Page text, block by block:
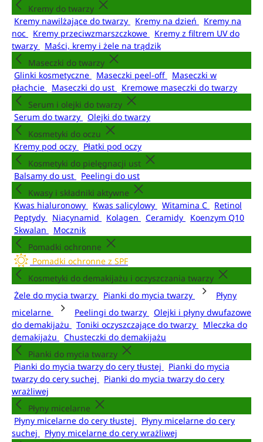
Kremy do twarzy
Kremy nawilżające do twarzy
Kremy na dzień
Kremy na
noc
Kremy przeciwzmarszczkowe
Kremy z filtrem UV do
twarzy
Maści, kremy i żele na trądzik
Maseczki do twarzy
Glinki kosmetyczne
Maseczki peel-off
Maseczki w
płachcie
Maseczki do ust
Kremowe maseczki do twarzy
Serum i olejki do twarzy
Serum do twarzy
Olejki do twarzy
Kosmetyki do oczu
Kremy pod oczy
Płatki pod oczy
Kosmetyki do pielęgnacji ust
Balsamy do ust
Peelingi do ust
Kwasy i składniki aktywne
Kwas hialuronowy
Kwas salicylowy Witamina C
Retinol
Peptydy
Niacynamid Kolagen Ceramidy
Koenzym Q10
Skwalan
Mocznik
Pomadki ochronne
Pomadki ochronne z SPF
Kosmetyki do demakijażu i oczyszczania twarzy
Żele do mycia twarzy
Pianki do mycia twarzy
Płyny
micelarne
Peelingi do twarzy
Olejki i płyny dwufazowe
do demakijażu
Toniki oczyszczające do twarzy
Mleczka do
demakijażu
Chusteczki do demakijażu
Pianki do mycia twarzy
Pianki do mycia twarzy do cery tłustej
Pianki do mycia
twarzy do cery suchej
Pianki do mycia twarzy do cery
wrażliwej
Płyny micelarne
Płyny micelarne do cery tłustej
Płyny micelarne do cery
suchej
Płyny micelarne do cery wrażliwej